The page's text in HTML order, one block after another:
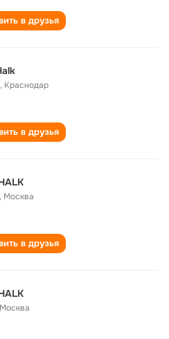
в друзья
, Краснодар
в друзья
, Москва
в друзья
Москва